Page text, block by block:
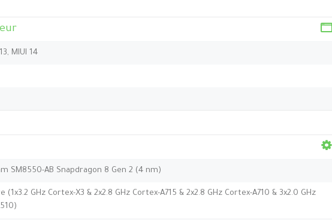
MIUI 14
SM8550-AB Snapdragon 8 Gen 2 (4 nm)
(1x3.2 GHz Cortex-X3 & 2x2.8 GHz Cortex-A715 & 2x2.8 GHz Cortex-A710 & 3x2.0 GHz